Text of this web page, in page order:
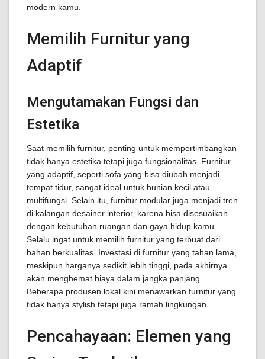
modern kamu.
Memilih Furnitur yang
Adaptif
Mengutamakan Fungsi dan
Estetika
Saat memilih furnitur, penting untuk mempertimbangkan
tidak hanya estetika tetapi juga fungsionalitas. Furnitur
yang adaptif, seperti sofa yang bisa diubah menjadi
tempat tidur, sangat ideal untuk hunian kecil atau
multifungsi. Selain itu, furnitur modular juga menjadi tren
di kalangan desainer interior, karena bisa disesuaikan
dengan kebutuhan ruangan dan gaya hidup kamu.
Selalu ingat untuk memilih furnitur yang terbuat dari
bahan berkualitas. Investasi di furnitur yang tahan lama,
meskipun harganya sedikit lebih tinggi, pada akhirnya
akan menghemat biaya dalam jangka panjang.
Beberapa produsen lokal kini menawarkan furnitur yang
tidak hanya stylish tetapi juga ramah lingkungan.
Pencahayaan: Elemen yang